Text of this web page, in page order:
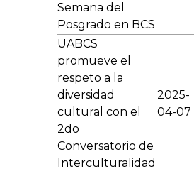
Semana del
Posgrado en BCS
UABCS
promueve el
respeto a la
diversidad
cultural con el
2do
Conversatorio de
Interculturalidad
2025-
04-07